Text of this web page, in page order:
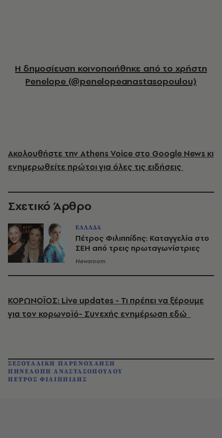
Η δημοσίευση κοινοποιήθηκε από το χρήστη
Penelope (@penelopeanastasopoulou)
Ακολουθήστε την Athens Voice στο Google News κι
ενημερωθείτε πρώτοι για όλες τις ειδήσεις
Σχετικό Άρθρο
ΕΛΛΑΔΑ
Πέτρος Φιλιππίδης: Καταγγελία στο
ΣΕΗ από τρεις πρωταγωνίστριες
Newsroom
ΚΟΡΩΝΟΪΟΣ: Live updates - Τι πρέπει να ξέρουμε
για τον κορωνοϊό- Συνεχής ενημέρωση εδώ
ΣΕΞΟΥΑΛΙΚΗ ΠΑΡΕΝΟΧΛΗΣΗ
ΠΗΝΕΛΟΠΗ ΑΝΑΣΤΑΣΟΠΟΥΛΟΥ
ΠΕΤΡΟΣ ΦΙΛΙΠΠΙΔΗΣ